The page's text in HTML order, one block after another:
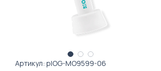
Артикул: plOG-MO9599-06